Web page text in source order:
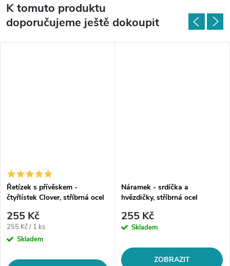
K tomuto produktu
doporučujeme ještě dokoupit
Řetízek s přívěskem -
čtyřlístek Clover, stříbrná ocel
255 Kč
Měrná
cena:
255 Kč / 1 ks
Skladem
Náramek - srdíčka a
hvězdičky, stříbrná ocel
255 Kč
Skladem
ZOBRAZIT